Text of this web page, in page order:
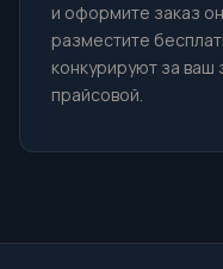
и оформите заказ
разместите
конкурируют за ваш
прайсовой.